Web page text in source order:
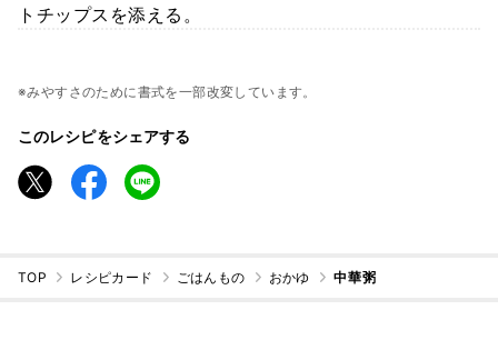
トチップスを添える。
※みやすさのために書式を一部改変しています。
このレシピをシェアする
TOP レシピカード ごはんもの おかゆ 中華粥